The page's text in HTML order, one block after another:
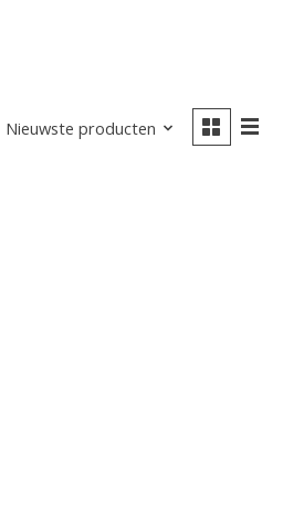
Nieuwste producten